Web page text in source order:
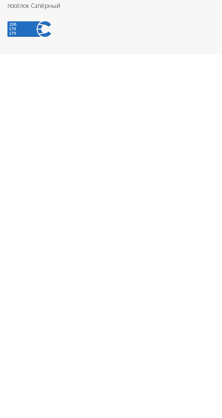
посёлок Сапёрный